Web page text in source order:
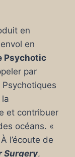
en
en
Psychotic
par
et contribuer
océans. «
l’écoute de
Surgery,